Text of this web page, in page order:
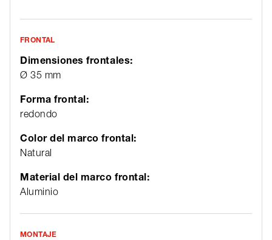
FRONTAL
Dimensiones frontales:
Ø 35 mm
Forma frontal:
redondo
Color del marco frontal:
Natural
Material del marco frontal:
Aluminio
MONTAJE